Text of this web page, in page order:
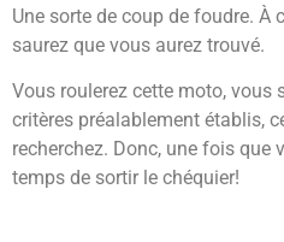
Une sorte de coup de foudre. À
saurez que vous aurez trouvé.
Vous roulerez cette moto, vous
critères préalablement établis,
recherchez. Donc, une fois que
temps de sortir le chéquier!